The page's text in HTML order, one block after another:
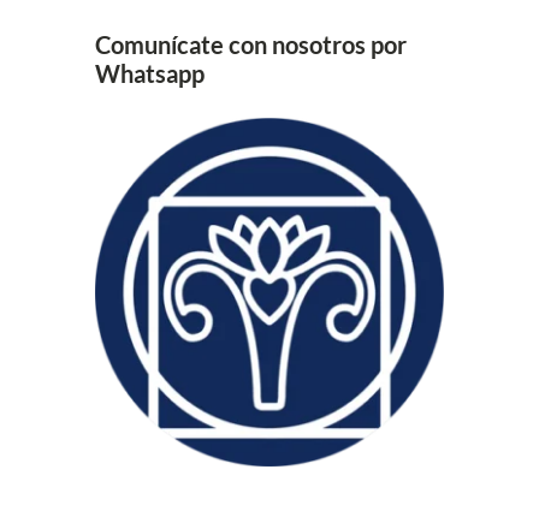
Comunícate con nosotros por
Whatsapp